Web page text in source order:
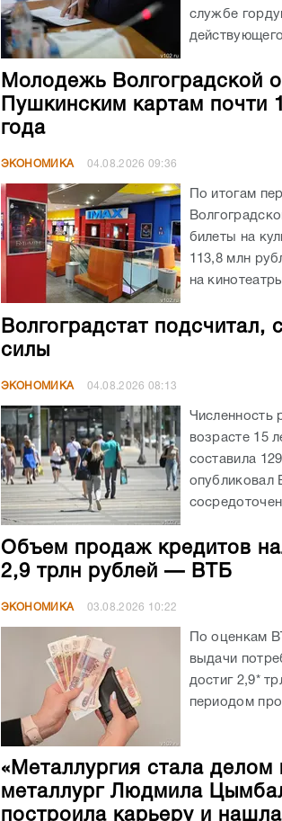
службе
Молодежь Волгоградской
Пушкинским картам почти
года
ЭКОНОМИКА 04.08.2026 09:36
По итогам
билеты на
113,8 млн
на
Волгоградстат подсчитал,
силы
ЭКОНОМИКА 04.08.2026 08:13
Численность
возрасте 15
составила
опубликовал
Объем продаж кредитов
2,9 трлн рублей — ВТБ
ЭКОНОМИКА 03.08.2026 10:22
По оценкам
выдачи
достиг 2,9*
периодом
«Металлургия стала
металлург Людмила
построила карьеру и